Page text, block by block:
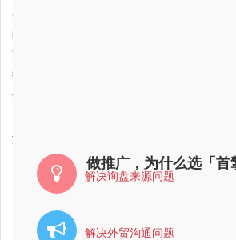
嘉义县外贸知识公司最好的是哪家？
临沂市外贸知识公司哪家比较好？比较靠谱？
聊城市外贸知识公司哪家比较好？比较靠谱？
萍乡市外贸知识公司最有实力的？
湖南省外贸知识公司哪家好？
湖南省外贸知识网络推广公司排行
做推广，为什么选「首
解决询盘来源问题
解决外贸沟通问题